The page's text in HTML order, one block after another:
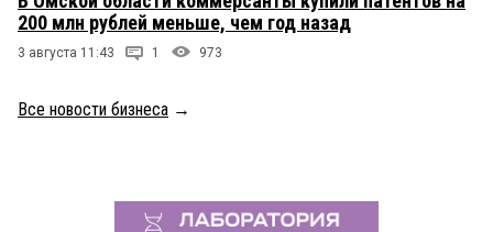
200 млн рублей меньше, чем год назад
3 августа 11:43 1 973
Все новости бизнеса →